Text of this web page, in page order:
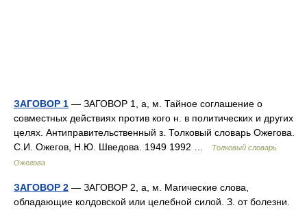
ЗАГОВОР 1 — ЗАГОВОР 1, а, м. Тайное соглашение о
совместных действиях против кого н. в политических и других
целях. Антиправительственный з. Толковый словарь Ожегова.
С.И. Ожегов, Н.Ю. Шведова. 1949 1992 …
Толковый словарь
Ожегова
ЗАГОВОР 2 — ЗАГОВОР 2, а, м. Магические слова,
обладающие колдовской или целебной силой. З. от болезни.